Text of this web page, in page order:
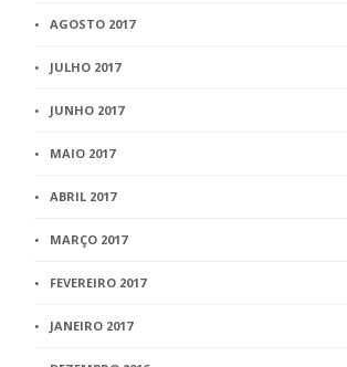
AGOSTO 2017
JULHO 2017
JUNHO 2017
MAIO 2017
ABRIL 2017
MARÇO 2017
FEVEREIRO 2017
JANEIRO 2017